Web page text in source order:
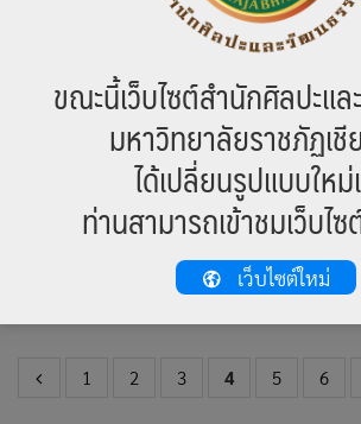
ประชุมหน่วยงาน ครั้งที่ 7/2560
11 กันยายน 2560
ศิลปะและวัฒนธรรม มหาวิทยาลัยราชภัฏ
เชียงใหม่ จัดการประชุมหน่วยงาน ครั้งที่ 7
ประจำปี 2560 เพื่อจัดเตรียมกิจกรรม โครงการต่างๆ
ยมีผศ.สุชานาฏ สิตานุรักษ์ ผู้อำนวยการสำนักศิลปะแ
1 2 3 4 5 6
ขณะนี้เว็บไซต์สำนักศิลปะแ
มหาวิทยาลัยราชภัฏเชี
ได้เปลี่ยนรูปแบบให
ท่านสามารถเข้าชมเว็บไ
เว็บไซต์ใหม่